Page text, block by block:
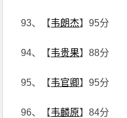
93、【韦朗杰】95分
94、【韦贵果】88分
95、【韦官卿】95分
96、【韦麟原】84分